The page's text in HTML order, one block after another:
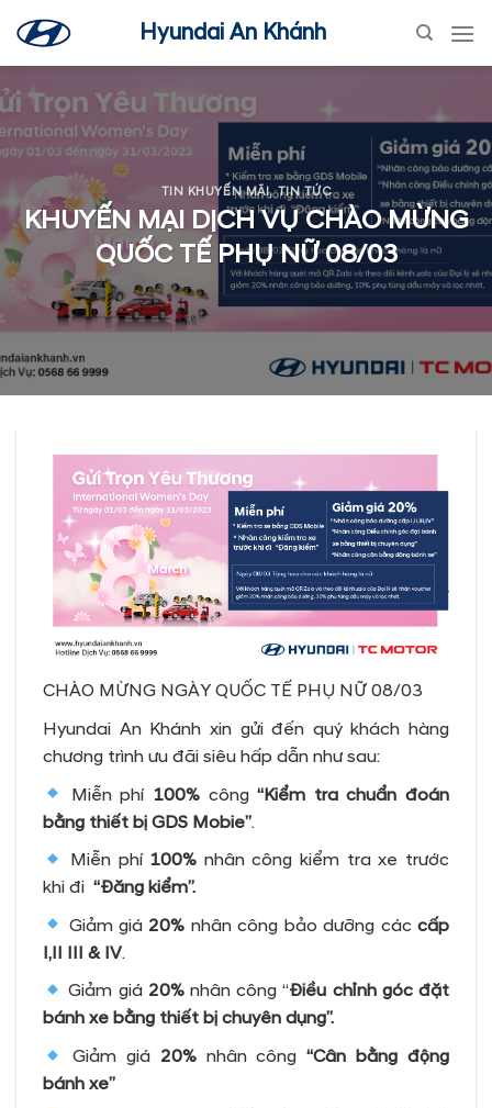
to
content
Hyundai An Khánh
TIN KHUYẾN MÃI,TIN TỨC
KHUYẾN MẠI DỊCH VỤ CHÀO MỪNG
QUỐC TẾ PHỤ NỮ 08/03
CHÀO MỪNG NGÀY QUỐC TẾ PHỤ NỮ 08/03
Hyundai An Khánh xin gửi đến quý khách hàng
chương trình ưu đãi siêu hấp dẫn như sau:
Miễn phí 100% công“Kiểm tra chuẩn đoán
bằng thiết bị GDS Mobie”.
Miễn phí 100% nhân công kiểm tra xe trước
khi đi “Đăng kiểm”.
Giảm giá 20% nhân công bảo dưỡng cáccấp
I,II III & IV.
Giảm giá 20%nhân công “Điều chỉnh góc đặt
bánh xe bằng thiết bị chuyên dụng”.
Giảm giá 20% nhân công “Cân bằng động
bánh xe”